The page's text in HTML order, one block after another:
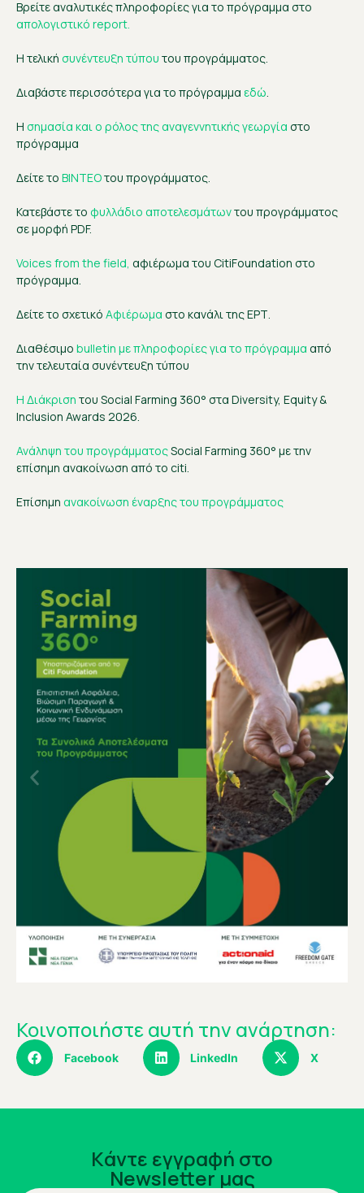
Βρείτε αναλυτικές πληροφορίες για το πρόγραμμα στο
απολογιστικό report.
Η τελική συνέντευξη τύπου του προγράμματος.
Διαβάστε περισσότερα για το πρόγραμμα εδώ.
Η σημασία και ο ρόλος της αναγεννητικής γεωργία στο
πρόγραμμα
Δείτε το ΒΙΝΤΕΟτου προγράμματος.
Κατεβάστε το φυλλάδιο αποτελεσμάτωντου προγράμματος
σε μορφή PDF.
Voices from the field, αφιέρωμα του CitiFoundation στο
πρόγραμμα.
Δείτε το σχετικό Αφιέρωμα στο κανάλι της ΕΡΤ.
Διαθέσιμο bulletin με πληροφορίες για το πρόγραμμα από
την τελευταία συνέντευξη τύπου
H Διάκριση του Social Farming 360° στα Diversity, Equity &
Inclusion Awards 2026.
Ανάληψη του προγράμματοςSocial Farming 360° με την
επίσημη ανακοίνωση από το citi.
Επίσημη ανακοίνωση έναρξης του προγράμματος
Κοινοποιήστε αυτή την ανάρτηση:
Facebook LinkedIn X
Kάντε εγγραφή στο
Newsletter μας